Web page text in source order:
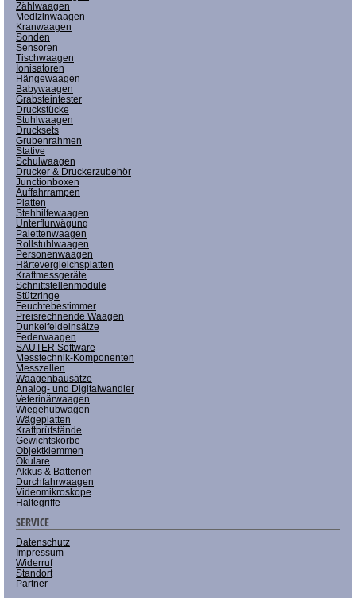
Zählwaagen
Medizinwaagen
Kranwaagen
Sonden
Sensoren
Tischwaagen
Ionisatoren
Hängewaagen
Babywaagen
Grabsteintester
Druckstücke
Stuhlwaagen
Drucksets
Grubenrahmen
Stative
Schulwaagen
Drucker & Druckerzubehör
Junctionboxen
Auffahrrampen
Platten
Stehhilfewaagen
Unterflurwägung
Palettenwaagen
Rollstuhlwaagen
Personenwaagen
Härtevergleichsplatten
Kraftmessgeräte
Schnittstellenmodule
Stützringe
Feuchtebestimmer
Preisrechnende Waagen
Dunkelfeldeinsätze
Federwaagen
SAUTER Software
Messtechnik-Komponenten
Messzellen
Waagenbausätze
Analog- und Digitalwandler
Veterinärwaagen
Wiegehubwagen
Wägeplatten
Kraftprüfstände
Gewichtskörbe
Objektklemmen
Okulare
Akkus & Batterien
Durchfahrwaagen
Videomikroskope
Haltegriffe
SERVICE
Datenschutz
Impressum
Widerruf
Standort
Partner